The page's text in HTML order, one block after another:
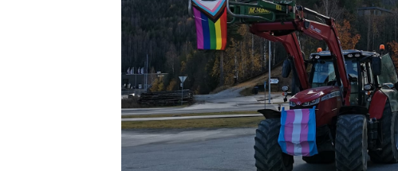
Bilde fra Hallingdal Pride 2022. Foto: PRJ/FRI.